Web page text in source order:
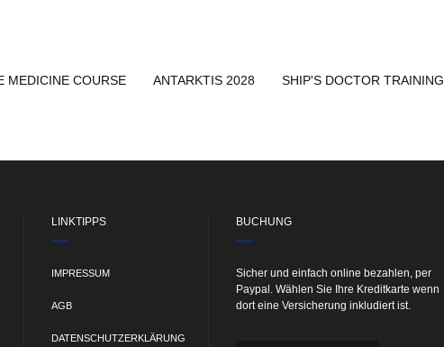
MEDICINE COURSE ANTARKTIS 2028 SHIP'S DOCTOR TRAINING
LINKTIPPS
IMPRESSUM
AGB
DATENSCHUTZERKLÄRUNG
BUCHUNG
Sicher und einfach online bezahlen, per
Paypal. Wählen Sie Ihre Kreditkarte wenn
dort eine Versicherung inkludiert ist.